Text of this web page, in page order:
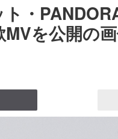
・
MVを公開の